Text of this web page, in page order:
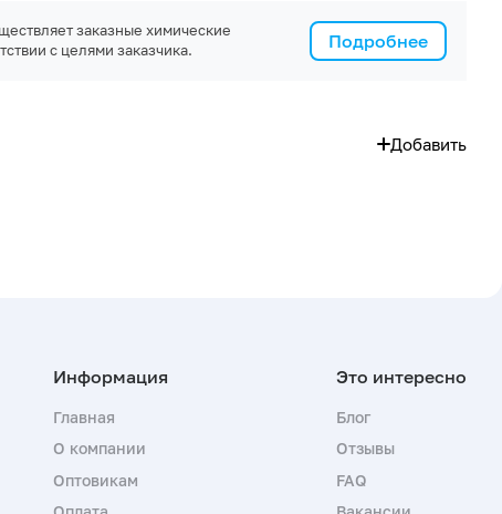
Подробнее
заказные химические
с целями заказчика.
Добавить
Главная
О компании
Оптовикам
Блог
Отзывы
FAQ